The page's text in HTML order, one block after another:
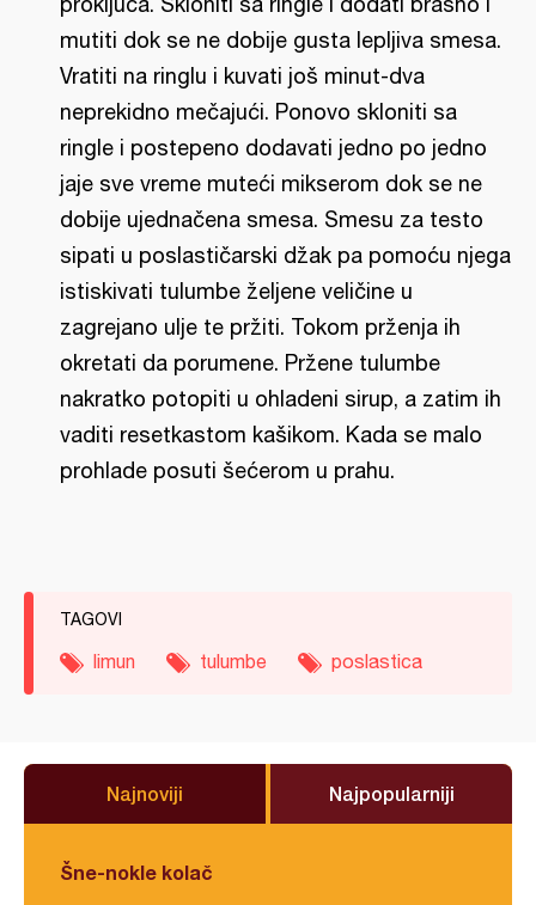
mutiti dok se ne dobije gusta lepljiva smesa.
Vratiti na ringlu i kuvati još minut-dva
neprekidno mečajući. Ponovo skloniti sa
ringle i postepeno dodavati jedno po jedno
jaje sve vreme muteći mikserom dok se ne
dobije ujednačena smesa. Smesu za testo
sipati u poslastičarski džak pa pomoću njega
istiskivati tulumbe željene veličine u
zagrejano ulje te pržiti. Tokom prženja ih
okretati da porumene. Pržene tulumbe
nakratko potopiti u ohladeni sirup, a zatim ih
vaditi resetkastom kašikom. Kada se malo
prohlade posuti šećerom u prahu.
TAGOVI
limun tulumbe poslastica
Najnoviji Najpopularniji
Šne-nokle kolač